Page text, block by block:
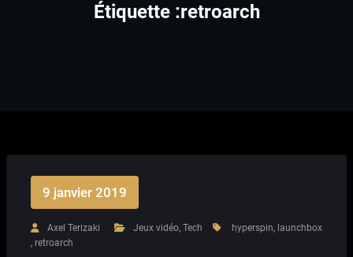
Étiquette :retroarch
9 janvier 2019
Axel Terizaki Jeux vidéo, Tech hyperspin, launchbox
, retroarch